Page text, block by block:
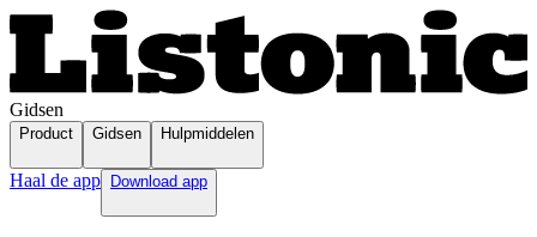
Gidsen
Product Gidsen Hulpmiddelen
Haal de app Download app